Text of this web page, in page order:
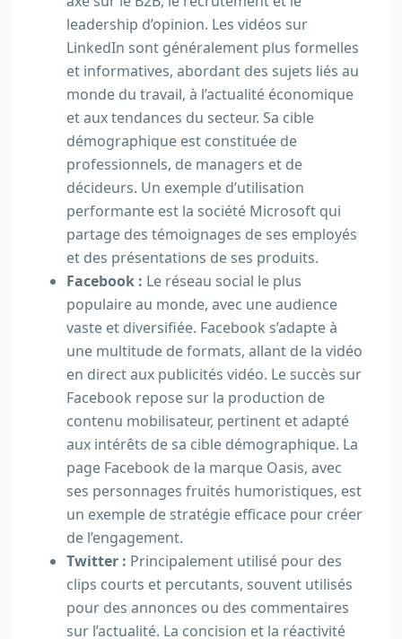
leadership d’opinion. Les vidéos sur
LinkedIn sont généralement plus formelles
et informatives, abordant des sujets liés au
monde du travail, à l’actualité économique
et aux tendances du secteur. Sa cible
démographique est constituée de
professionnels, de managers et de
décideurs. Un exemple d’utilisation
performante est la société Microsoft qui
partage des témoignages de ses employés
et des présentations de ses produits.
Facebook : Le réseau social le plus
populaire au monde, avec une audience
vaste et diversifiée. Facebook s’adapte à
une multitude de formats, allant de la vidéo
en direct aux publicités vidéo. Le succès sur
Facebook repose sur la production de
contenu mobilisateur, pertinent et adapté
aux intérêts de sa cible démographique. La
page Facebook de la marque Oasis, avec
ses personnages fruités humoristiques, est
un exemple de stratégie efficace pour créer
de l’engagement.
Twitter : Principalement utilisé pour des
clips courts et percutants, souvent utilisés
pour des annonces ou des commentaires
sur l’actualité. La concision et la réactivité